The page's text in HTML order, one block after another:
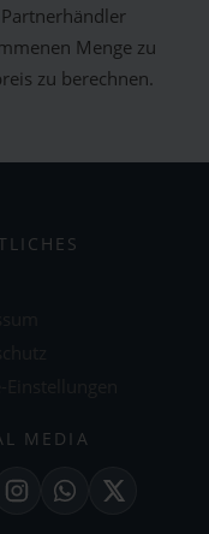
Menge zu
zu berechnen.
MEDIA
InstagramWhatsApp
X